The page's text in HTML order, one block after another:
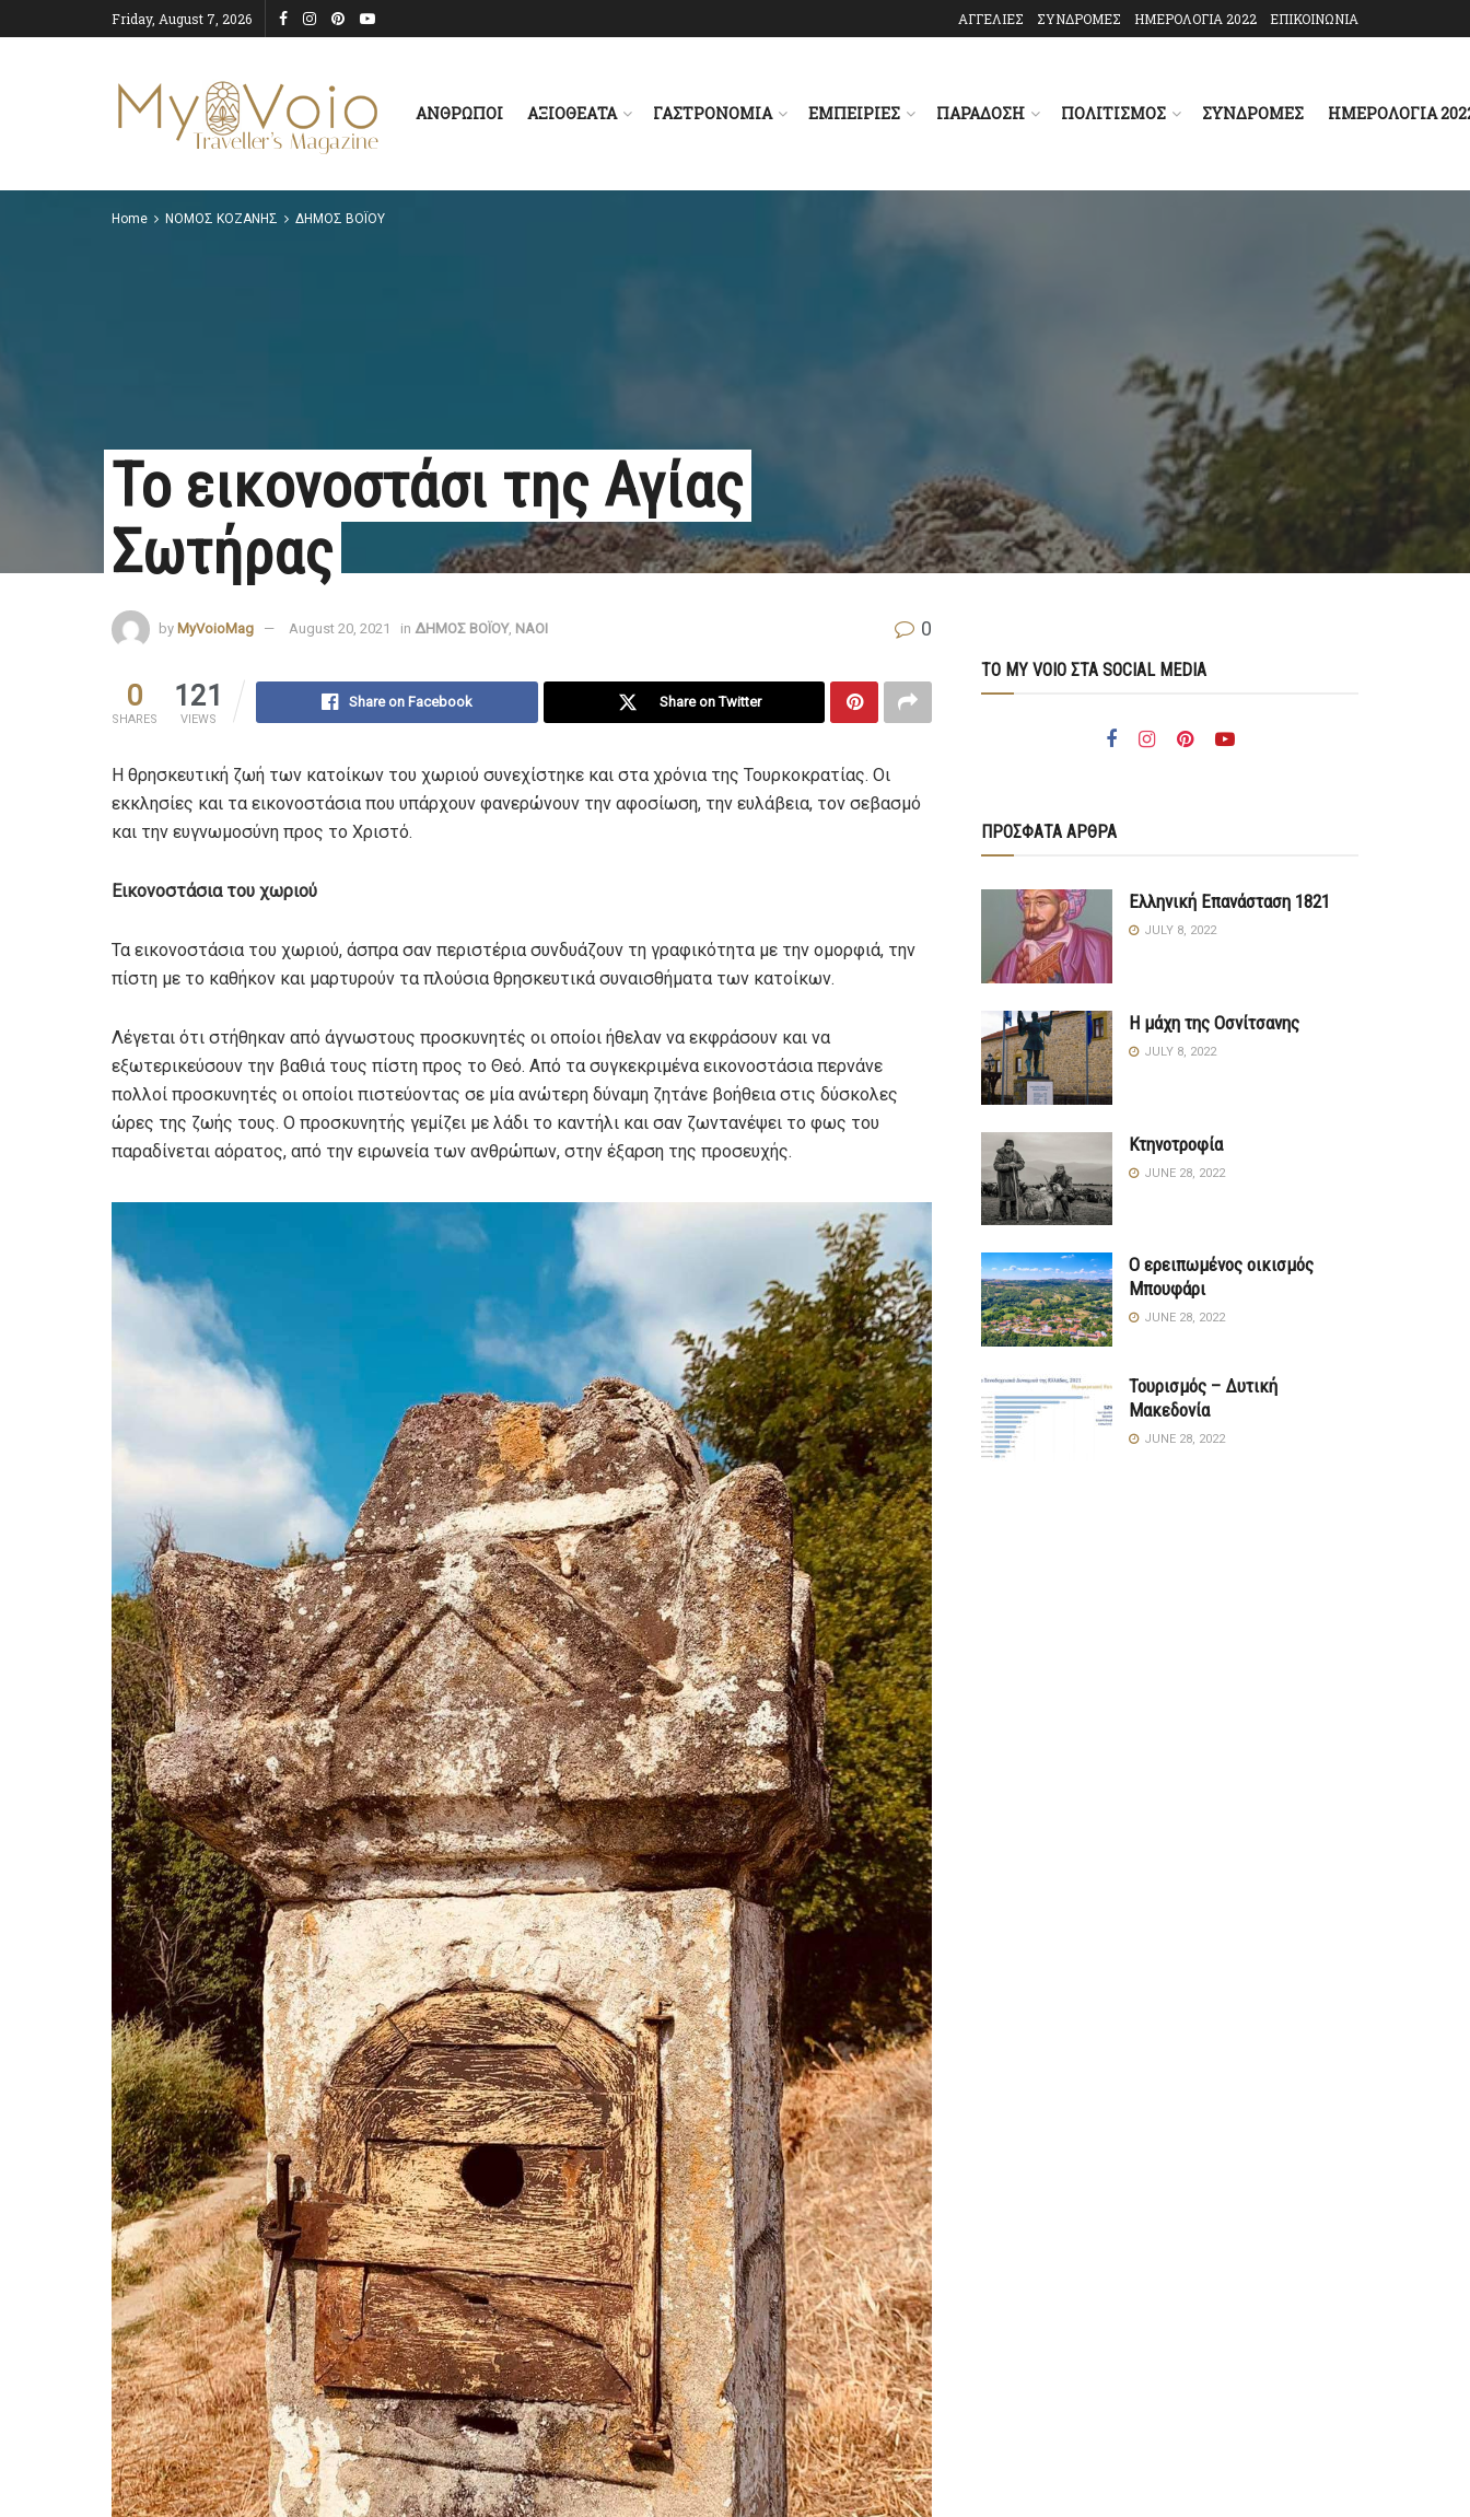
Friday, August 7, 2026 ΑΓΓΕΛΙΕΣ ΣΥΝΔΡΟΜΕΣ ΗΜΕΡΟΛΟΓΙΑ 2022 ΕΠΙΚΟΙΝΩΝΙΑ
ΑΝΘΡΩΠΟΙ ΑΞΙΟΘΕΑΤΑ ΓΑΣΤΡΟΝΟΜΙΑ ΕΜΠΕΙΡΙΕΣ ΠΑΡΑΔΟΣΗ ΠΟΛΙΤΙΣΜΟΣ ΣΥΝΔΡΟΜΕΣ ΗΜΕΡΟΛΟΓΙΑ
Home ΝΟΜΟΣ ΚΟΖΑΝΗΣ ΔΗΜΟΣ ΒΟΪΟΥ
Το εικονοστάσι της Αγίας
Σωτήρας
by MyVoioMag August 20, 2021 in ΔΗΜΟΣ ΒΟΪΟΥ, ΝΑΟΙ 0
0
SHARES
121
VIEWS
Share on Facebook Share on Twitter
Η θρησκευτική ζωή των κατοίκων του χωριού συνεχίστηκε και στα χρόνια της Τουρκοκρατίας. Οι
εκκλησίες και τα εικονοστάσια που υπάρχουν φανερώνουν την αφοσίωση, την ευλάβεια, τον σεβασμό
και την ευγνωμοσύνη προς το Χριστό.
Εικονοστάσια του χωριού
Τα εικονοστάσια του χωριού, άσπρα σαν περιστέρια συνδυάζουν τη γραφικότητα με την ομορφιά, την
πίστη με το καθήκον και μαρτυρούν τα πλούσια θρησκευτικά συναισθήματα των κατοίκων.
Λέγεται ότι στήθηκαν από άγνωστους προσκυνητές οι οποίοι ήθελαν να εκφράσουν και να
εξωτερικεύσουν την βαθιά τους πίστη προς το Θεό. Από τα συγκεκριμένα εικονοστάσια περνάνε
πολλοί προσκυνητές οι οποίοι πιστεύοντας σε μία ανώτερη δύναμη ζητάνε βοήθεια στις δύσκολες
ώρες της ζωής τους. Ο προσκυνητής γεμίζει με λάδι το καντήλι και σαν ζωντανέψει το φως του
παραδίνεται αόρατος, από την ειρωνεία των ανθρώπων, στην έξαρση της προσευχής.
ΤΟ MY VOIO ΣΤΑ SOCIAL MEDIA
ΠΡΟΣΦΑΤΑ ΑΡΘΡΑ
Ελληνική Επανάσταση 1821
JULY 8, 2022
Η μάχη της Οσνίτσανης
JULY 8, 2022
Κτηνοτροφία
JUNE 28, 2022
Ο ερειπωμένος οικισμός
Μπουφάρι
JUNE 28, 2022
Τουρισμός – Δυτική
Μακεδονία
JUNE 28, 2022